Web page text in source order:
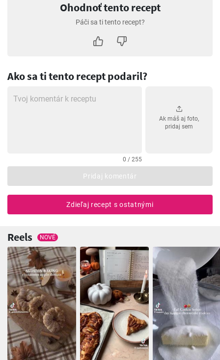
Ohodnoť tento recept
Páči sa ti tento recept?
Ako sa ti tento recept podaril?
0 / 255
Ak máš aj foto,
pridaj sem
Pridaj komentár
Zdieľaj recept s ostatnými
Reels NOVÉ